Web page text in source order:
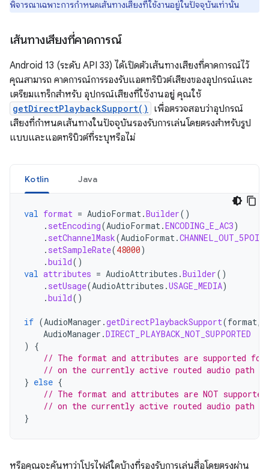
พิจารณาเฉพาะการกำหนดเส้นทางเสียงที่ใช้งานอยู่ในปัจจุบันเท่านั้น
เส้นทางเสียงที่คาดการณ์
Android 13 (ระดับ API 33) ได้เปิดตัวเส้นทางเสียงที่คาดการณ์ไว้
คุณสามารถ คาดการณ์การรองรับแอตทริบิวต์เสียงของอุปกรณ์และ
เตรียมแทร็กสำหรับ อุปกรณ์เสียงที่ใช้งานอยู่ คุณใช้
getDirectPlaybackSupport()
เพื่อตรวจสอบว่าอุปกรณ์
เสียงที่กำหนดเส้นทางในปัจจุบันรองรับการเล่นโดยตรงสำหรับรูป
แบบและแอตทริบิวต์ที่ระบุหรือไม่
Kotlin Java
val format = AudioFormat.Builder()
. setEncoding(AudioFormat.ENCODING_E_AC3)
. setChannelMask(AudioFormat.
. setSampleRate(48000)
.build()
val attributes = AudioAttributes .Builder()
. setUsage(AudioAttributes .USAGE_MEDIA)
.build()
if (AudioManager .getDirectPlaybackSupport(format,
AudioManager .DIRECT_PLAYBACK_NOT_SUPPORTED
)
{
// The format and attributes are supported for
// on the currently active routed audio path
} else {
// The format and attributes are NOT
// on the currently active routed audio path
}
หรือคุณจะค้นหาว่าโปรไฟล์ใดบ้างที่รองรับการเล่นสื่อโดยตรงผ่าน